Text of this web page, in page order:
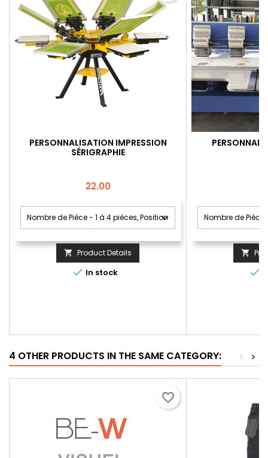
PERSONNALISATION IMPRESSION
SÉRIGRAPHIE
Price
22.00
 Product Details
 In stock


4 OTHER PRODUCTS IN THE SAME CATEGORY: >
<
favorite_border